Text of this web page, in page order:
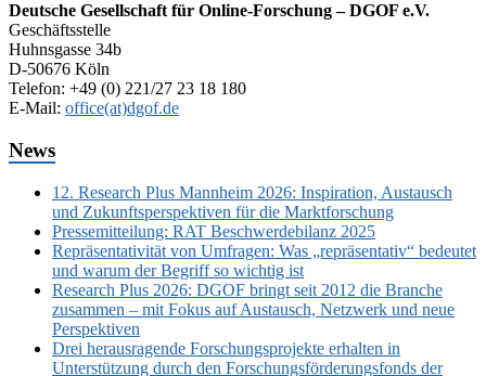
Deutsche Gesellschaft für Online-Forschung – DGOF e.V.
Geschäftsstelle
Huhnsgasse 34b
D-50676 Köln
Telefon: +49 (0) 221/27 23 18 180
E-Mail: office(at)dgof.de
News
12. Research Plus Mannheim 2026: Inspiration, Austausch
und Zukunftsperspektiven für die Marktforschung
Pressemitteilung: RAT Beschwerdebilanz 2025
Repräsentativität von Umfragen: Was „repräsentativ“ bedeutet
und warum der Begriff so wichtig ist
Research Plus 2026: DGOF bringt seit 2012 die Branche
zusammen – mit Fokus auf Austausch, Netzwerk und neue
Perspektiven
Drei herausragende Forschungsprojekte erhalten in
Unterstützung durch den Forschungsförderungsfonds der